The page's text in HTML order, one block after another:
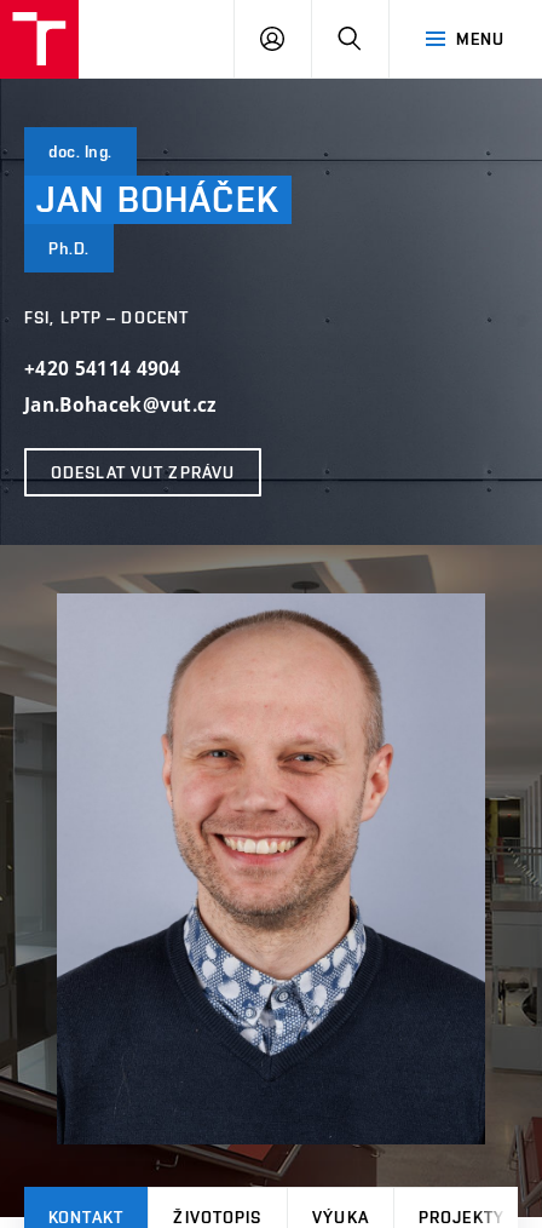
MENU
PŘIHLÁSIT
doc. Ing.
JAN BOHÁČEK
Ph.D.
FSI, LPTP – DOCENT
+420 54114 4904
Jan.Bohacek@vut.cz
ODESLAT VUT ZPRÁVU
KONTAKT ŽIVOTOPIS VÝUKA PROJEKTY